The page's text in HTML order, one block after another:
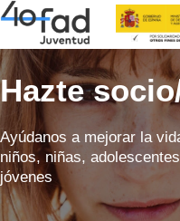
Hazte
Ayúdanos a mejorar la
niños, niñas,
jóvenes